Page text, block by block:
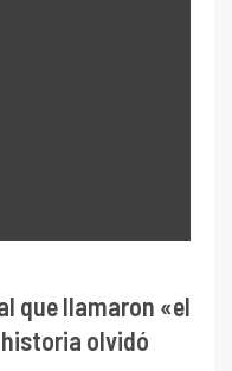
que llamaron «el
olvidó